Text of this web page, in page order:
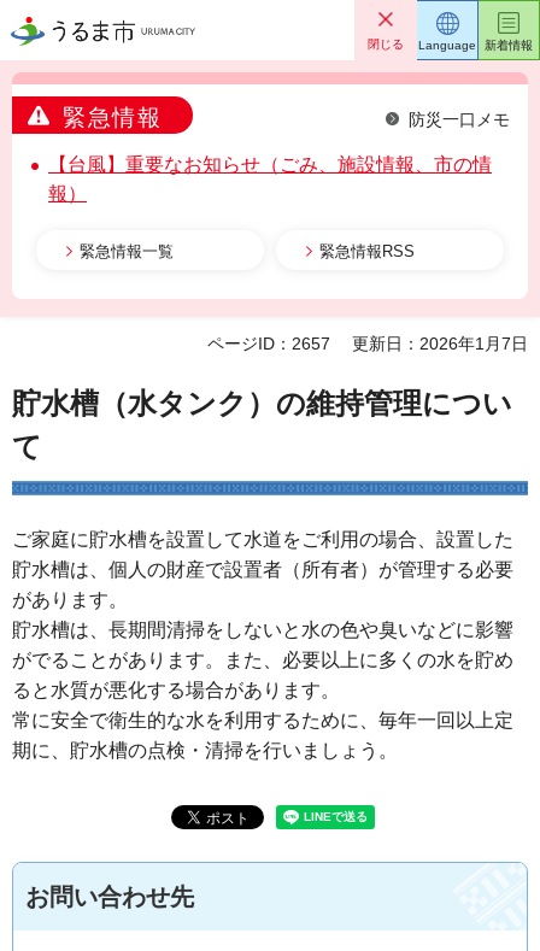
うるま市 閉じる
緊急情報 防災一口メモ
【台風】重要なお知らせ（ごみ、施設情報、市の情
報）
緊急情報一覧 緊急情報RSS
Language 新着情報
ページID：2657 更新日：2026年1月7日
貯水槽（水タンク）の維持管理につい
て
ご家庭に貯水槽を設置して水道をご利用の場合、設置した
貯水槽は、個人の財産で設置者（所有者）が管理する必要
があります。
貯水槽は、長期間清掃をしないと水の色や臭いなどに影響
がでることがあります。また、必要以上に多くの水を貯め
ると水質が悪化する場合があります。
常に安全で衛生的な水を利用するために、毎年一回以上定
期に、貯水槽の点検・清掃を行いましょう。
お問い合わせ先